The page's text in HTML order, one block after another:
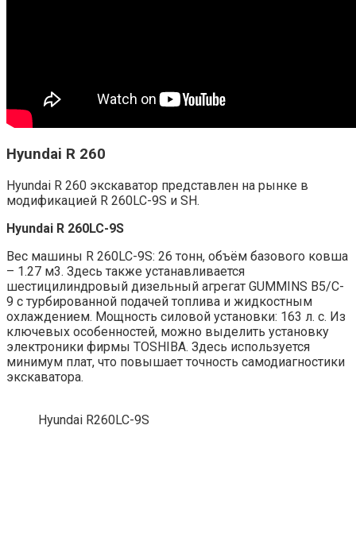
Hyundai R 260
Hyundai R 260 экскаватор представлен на рынке в
модификацией R 260LC-9S и SH.
Hyundai R 260LC-9S
Вес машины R 260LC-9S: 26 тонн, объём базового ковша
– 1.27 м3. Здесь также устанавливается
шестицилиндровый дизельный агрегат GUMMINS B5/C-
9 с турбированной подачей топлива и жидкостным
охлаждением. Мощность силовой установки: 163 л. с. Из
ключевых особенностей, можно выделить установку
электроники фирмы TOSHIBA. Здесь используется
минимум плат, что повышает точность самодиагностики
экскаватора.
Hyundai R260LC-9S